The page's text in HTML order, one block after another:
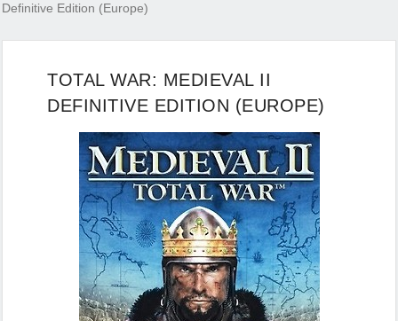
Definitive Edition (Europe)
TOTAL WAR: MEDIEVAL II
DEFINITIVE EDITION (EUROPE)